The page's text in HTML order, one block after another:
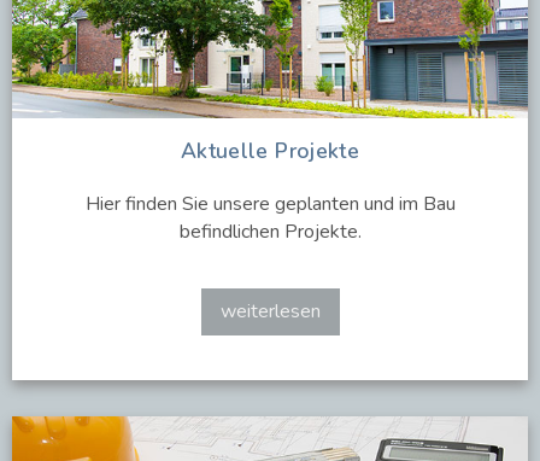
Aktuelle Projekte
Hier finden Sie unsere geplanten und im Bau
befindlichen Projekte.
weiterlesen